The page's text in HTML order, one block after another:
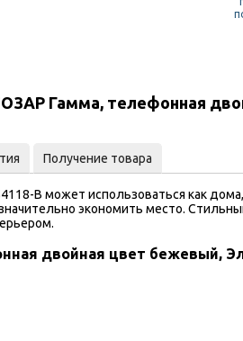
Гамма, телефонная
Получение товара
B может использоваться как
экономить место.
двойная цвет бежевый,